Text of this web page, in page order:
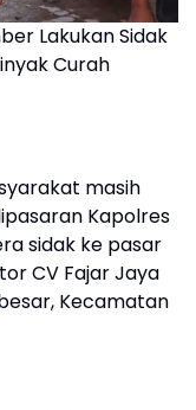
Lakukan Sidak
Curah
masih
Kapolres
sidak ke pasar
CV Fajar Jaya
Kecamatan